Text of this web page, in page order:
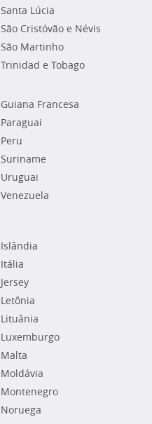
Santa Lúcia
São Cristóvão e Névis
São Martinho
Trinidad e Tobago
Guiana Francesa
Paraguai
Peru
Suriname
Uruguai
Venezuela
Islândia
Itália
Jersey
Letônia
Lituânia
Luxemburgo
Malta
Moldávia
Montenegro
Noruega